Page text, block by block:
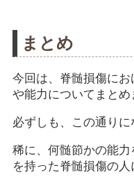
まとめ
今回は、脊髄損傷に
や能力についてまとめ
必ずしも、この通りに
稀に、何髄節かの能
を持った脊髄損傷の人